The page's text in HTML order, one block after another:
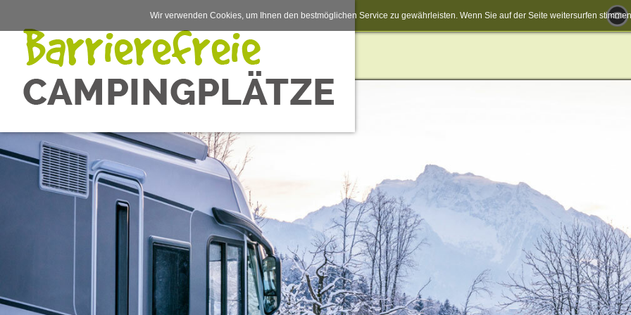
Wir verwenden Cookies, um Ihnen den bestmöglichen Service zu gewährleisten. Wenn Sie auf der Seite weitersurfen